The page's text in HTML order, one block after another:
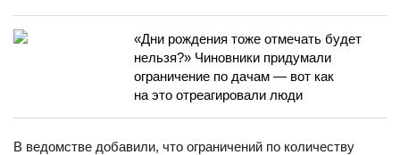
«Дни рождения тоже отмечать будет
нельзя?» Чиновники придумали
ограничение по дачам — вот как
на это отреагировали люди
В ведомстве добавили, что ограничений по количеству